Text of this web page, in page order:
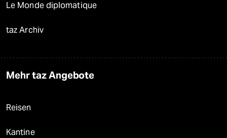
Le Monde diplomatique
taz Archiv
Mehr taz Angebote
Reisen
Kantine